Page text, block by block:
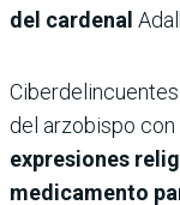
del cardenal
del arzobispo con
expresiones
medicamento